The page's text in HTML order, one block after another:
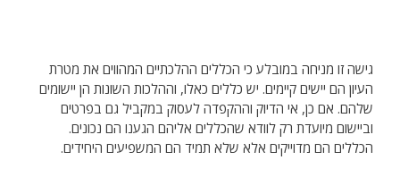
גישה זו מניחה במובלע כי הכללים ההלכתיים המהווים את מטרת
העיון הם יישים קיימים. יש כללים כאלו, וההלכות השונות הן יישומים
שלהם. אם כן, אי הדיוק וההקפדה לעסוק במקביל גם בפרטים
וביישום מיועדת רק לוודא שהכללים אליהם הגענו הם נכונים.
הכללים הם מדוייקים אלא שלא תמיד הם המשפיעים היחידים.